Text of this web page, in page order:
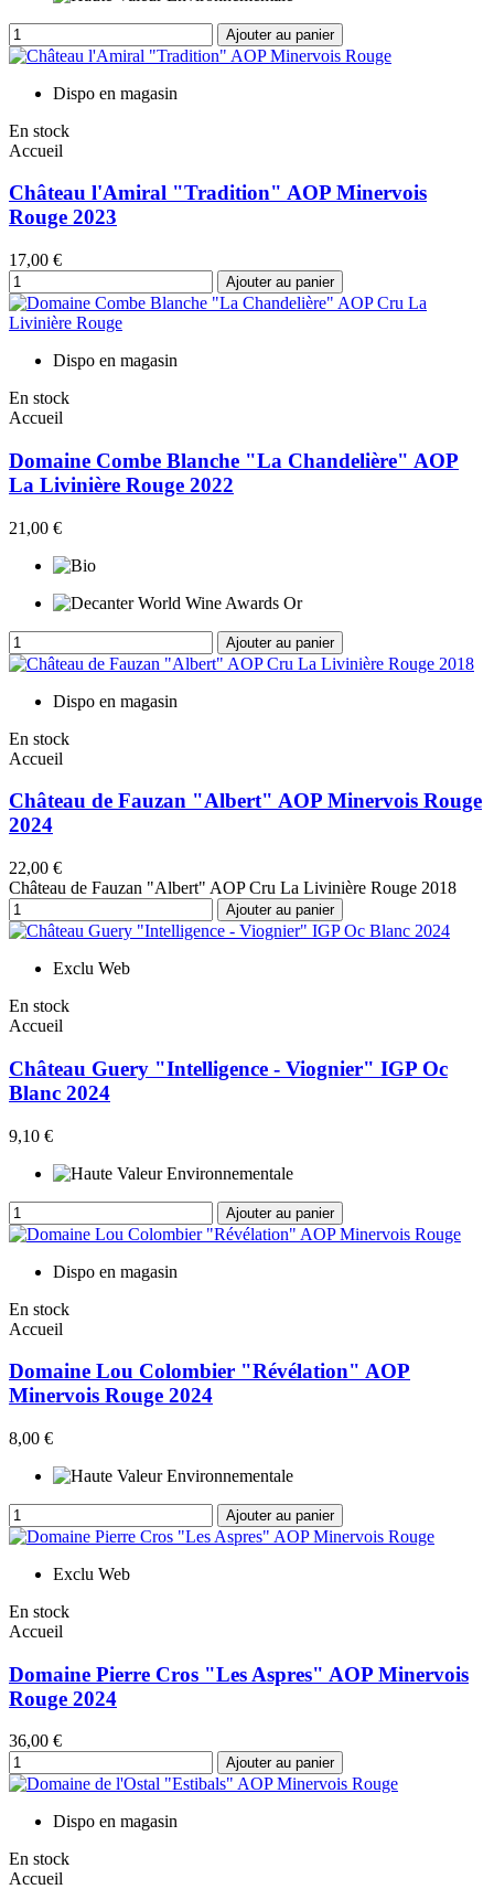
Ajouter au panier
Dispo en magasin
En stock
Accueil
Château l'Amiral "Tradition" AOP Minervois
Rouge 2023
17,00 €
Ajouter au panier
Dispo en magasin
En stock
Accueil
Domaine Combe Blanche "La Chandelière" AOP
La Livinière Rouge 2022
21,00 €
Ajouter au panier
Dispo en magasin
En stock
Accueil
Château de Fauzan "Albert" AOP Minervois Rouge
2024
22,00 €
Château de Fauzan "Albert" AOP Cru La Livinière Rouge 2018
Ajouter au panier
Exclu Web
En stock
Accueil
Château Guery "Intelligence - Viognier" IGP Oc
Blanc 2024
9,10 €
Ajouter au panier
Dispo en magasin
En stock
Accueil
Domaine Lou Colombier "Révélation" AOP
Minervois Rouge 2024
8,00 €
Ajouter au panier
Exclu Web
En stock
Accueil
Domaine Pierre Cros "Les Aspres" AOP Minervois
Rouge 2024
36,00 €
Ajouter au panier
Dispo en magasin
En stock
Accueil